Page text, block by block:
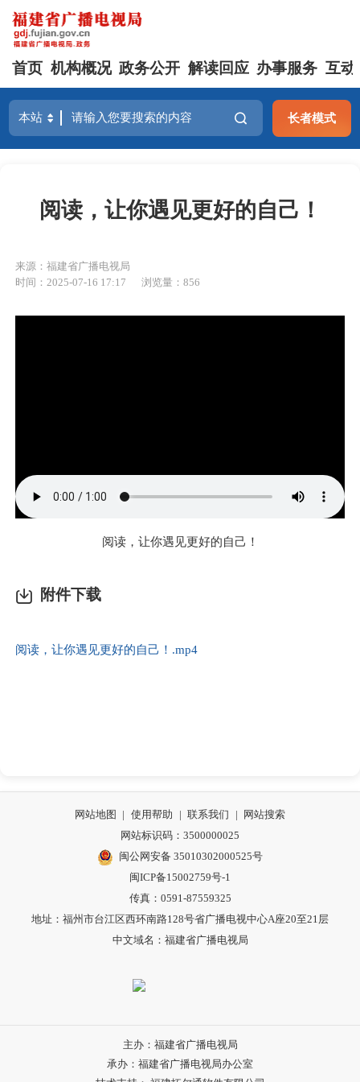
首页 机构概况 政务公开 解读回应 办事服务 互动
长者模式
阅读，让你遇见更好的自己！
来源：福建省广播电视局
时间：2025-07-16 17:17
浏览量：856
阅读，让你遇见更好的自己！
附件下载
阅读，让你遇见更好的自己！.mp4
网站地图 | 使用帮助 | 联系我们 |
网站搜索
网站标识码：3500000025
闽公网安备 35010302000525号
闽ICP备15002759号-1
传真：0591-87559325
地址：福州市台江区西环南路128号省广播电视中心A座20至21层
中文域名：福建省广播电视局
主办：福建省广播电视局
承办：福建省广播电视局办公室